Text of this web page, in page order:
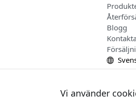
Blogg
Vi använder